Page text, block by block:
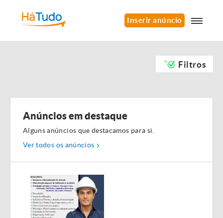
Inserir anúncio
Filtros
Anúncios em destaque
Alguns anúncios que destacamos para si.
Ver todos os anúncios